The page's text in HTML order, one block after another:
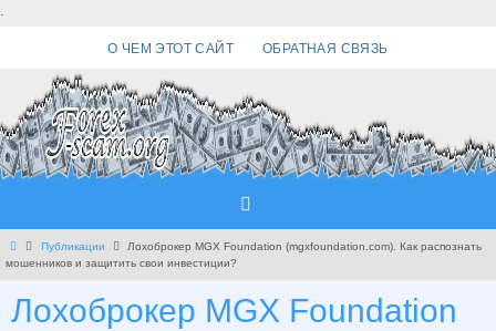
.
О ЧЕМ ЭТОТ САЙТ ОБРАТНАЯ СВЯЗЬ
Главная
Публикации
Лохоброкер MGX Foundation (mgxfoundation.com). Как распознать
мошенников и защитить свои инвестиции?
Лохоброкер MGX Foundation